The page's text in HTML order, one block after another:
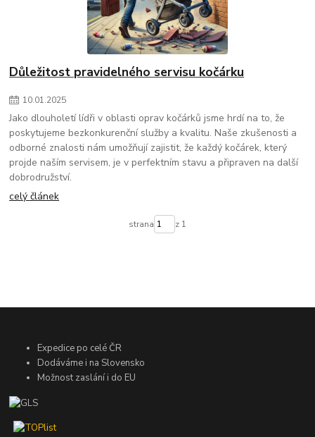
Důležitost pravidelného servisu kočárku
10.01.2025
Jako dlouholetí lídři v oblasti oprav kočárků jsme hrdí na to, že
poskytujeme bezkonkurenční služby a kvalitu. Naše zkušenosti a
odborné znalosti nám umožňují zajistit, že každý kočárek, který
projde naším servisem, je v perfektním stavu a připraven na další
dobrodružství.
celý článek
strana z 1
Expedice po celé ČR
Dodáváme i na Slovensko
Možnost zaslání i do EU